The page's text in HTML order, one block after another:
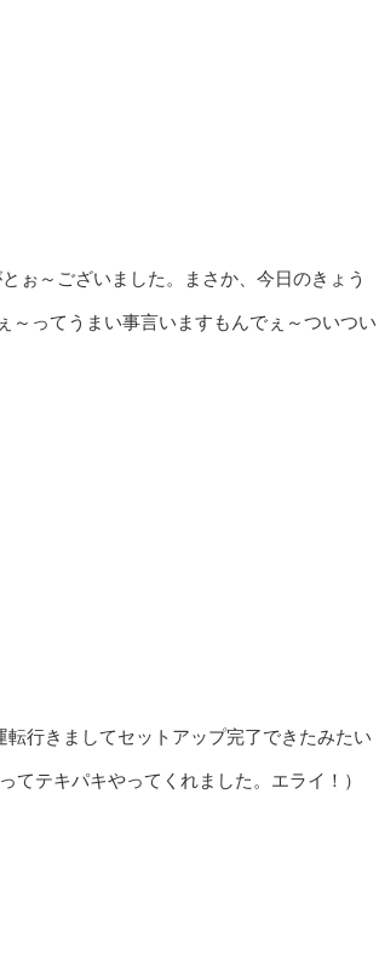
ぉ～ございました。まさか、今日のきょう
～ってうまい事言いますもんでぇ～ついつい
行きましてセットアップ完了できたみたい
テキパキやってくれました。エライ！）